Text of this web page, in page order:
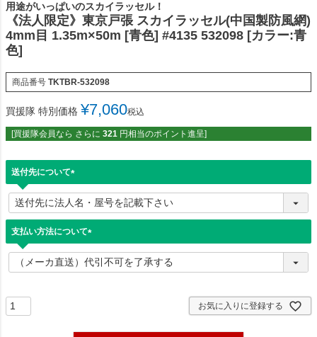
用途がいっぱいのスカイラッセル！
《法人限定》東京戸張 スカイラッセル(中国製防風網)
4mm目 1.35m×50m [青色] #4135 532098 [カラー:青
色]
商品番号 TKTBR-532098
買援隊 特別価格 ¥7,060税込
[買援隊会員なら さらに 321 円相当のポイント進呈]
送付先について
必
須
支払い方法について
必
須
お気に入りに登録する